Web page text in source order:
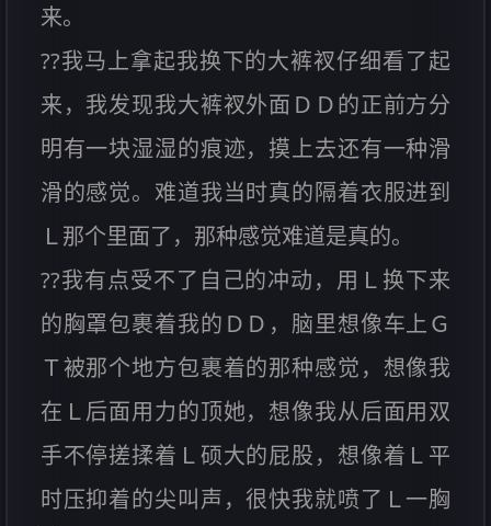
来。
??我马上拿起我换下的大裤衩仔细看了起
来，我发现我大裤衩外面ＤＤ的正前方分
明有一块湿湿的痕迹，摸上去还有一种滑
滑的感觉。难道我当时真的隔着衣服进到
Ｌ那个里面了，那种感觉难道是真的。
??我有点受不了自己的冲动，用Ｌ换下来
的胸罩包裹着我的ＤＤ，脑里想像车上Ｇ
Ｔ被那个地方包裹着的那种感觉，想像我
在Ｌ后面用力的顶她，想像我从后面用双
手不停搓揉着Ｌ硕大的屁股，想像着Ｌ平
时压抑着的尖叫声，很快我就喷了Ｌ一胸